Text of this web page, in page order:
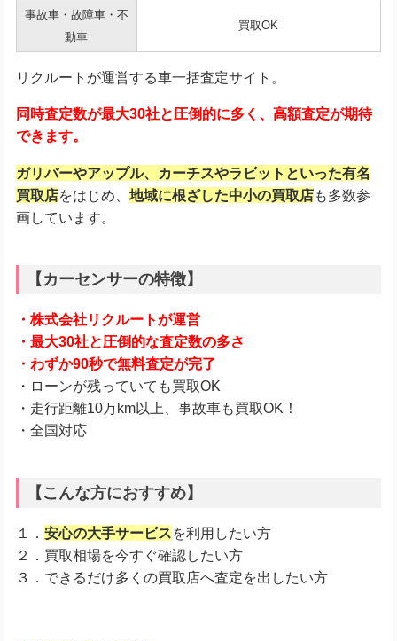
事故車・故障車・不
動車
買取OK
リクルートが運営する車一括査定サイト。
同時査定数が最大30社と圧倒的に多く、高額査定が期待
できます。
ガリバーやアップル、カーチスやラビットといった有名
買取店をはじめ、 地域に根ざした中小の買取店も多数参
画しています。
【カーセンサーの特徴】
・株式会社リクルートが運営
・最大30社と圧倒的な査定数の多さ
・わずか90秒で無料査定が完了
・ローンが残っていても買取OK
・走行距離10万km以上、事故車も買取OK！
・全国対応
【こんな方におすすめ】
１． 安心の大手サービスを利用したい方
２．買取相場を今すぐ確認したい方
３．できるだけ多くの買取店へ査定を出したい方